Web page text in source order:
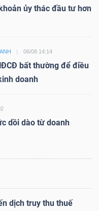
ủy thác đầu tư hơn
06/08 14:14
bất thường để điều
doanh
dồi dào từ doanh
dịch truy thu thuế